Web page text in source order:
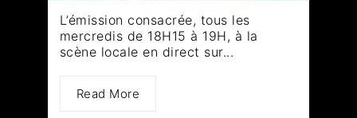
L’émission consacrée, tous les
mercredis de 18H15 à 19H, à la
scène locale en direct sur...
Read More